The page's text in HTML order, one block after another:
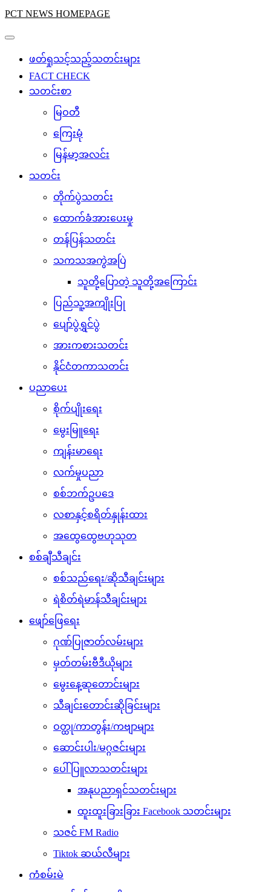
PCT NEWS HOMEPAGE
ဖတ်ရှုသင့်သည့်သတင်းများ
FACT CHECK
သတင်းစာ
မြဝတီ
ကြေးမုံ
မြန်မာ့အလင်း
သတင်း
တိုက်ပွဲသတင်း
ထောက်ခံအားပေးမှု
တန်ပြန်သတင်း
သကသအကွဲအပြဲ
သူတို့ပြောတဲ့ သူတို့အကြောင်း
ပြည်သူ့အကျိုးပြု
ပျော်ပွဲရွှင်ပွဲ
အားကစားသတင်း
နိုင်ငံတကာသတင်း
ပညာပေး
စိုက်ပျိုးရေး
မွေးမြူရေး
ကျန်းမာရေး
လက်မှုပညာ
စစ်ဘက်ဥပဒေ
လစာနှင့်စရိတ်နှုန်းထား
အထွေထွေဗဟုသုတ
စစ်ချီသီချင်း
စစ်သည်ရေး/ဆိုသီချင်းများ
ရဲစိတ်ရဲမာန်သီချင်းများ
ဖျော်ဖြေရေး
ဂုဏ်ပြုဇာတ်လမ်းများ
မှတ်တမ်းဗီဒီယိုများ
မွေးနေ့ဆုတောင်းများ
သီချင်းတောင်းဆိုခြင်းများ
ဝတ္ထု/ကာတွန်း/ကဗျာများ
ဆောင်းပါး/မဂ္ဂဇင်းများ
ပေါ်ပြူလာသတင်းများ
အနုပညာရှင်သတင်းများ
ထူးထူးခြားခြား Facebook သတင်းများ
သဇင် FM Radio
Tiktok ဆယ်လီများ
ကံစမ်းမဲ